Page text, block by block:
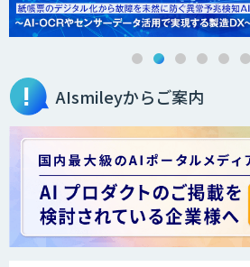
Brain Plus for
データ分析/AI開
Docify（ドシファ
AIsmileyからご案内